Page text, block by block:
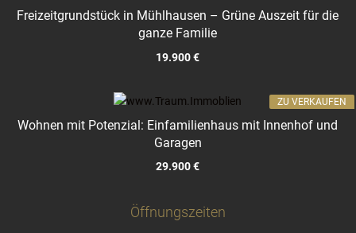
Freizeitgrundstück in Mühlhausen – Grüne Auszeit für die
ganze Familie
19.900 €
Wohnen mit Potenzial: Einfamilienhaus mit Innenhof und
Garagen
29.900 €
ZU VERKAUFEN
Öffnungszeiten